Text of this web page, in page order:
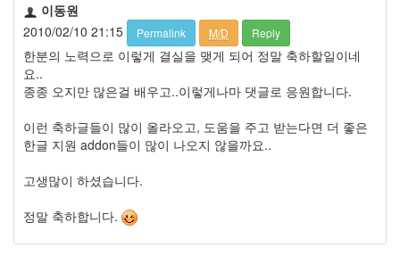
이동원
2010/02/10 21:15
Permalink M/D Reply
한분의 노력으로 이렇게 결실을 맺게 되어 정말 축하할일이네
요..
종종 오지만 많은걸 배우고..이렇게나마 댓글로 응원합니다.
이런 축하글들이 많이 올라오고, 도움을 주고 받는다면 더 좋은
한글 지원 addon들이 많이 나오지 않을까요..
고생많이 하셨습니다.
정말 축하합니다.
트
1
by
김
정
Liitokala
6F22
전